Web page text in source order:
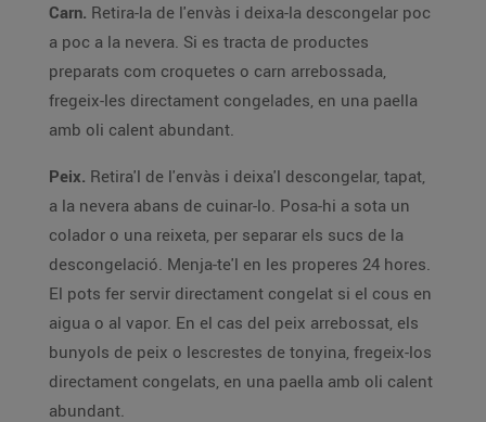
Carn. Retira-la de l'envàs i deixa-la descongelar poc
a poc a la nevera. Si es tracta de productes
preparats com croquetes o carn arrebossada,
fregeix-les directament congelades, en una paella
amb oli calent abundant.
Peix. Retira'l de l'envàs i deixa'l descongelar, tapat,
a la nevera abans de cuinar-lo. Posa-hi a sota un
colador o una reixeta, per separar els sucs de la
descongelació. Menja-te'l en les properes 24 hores.
El pots fer servir directament congelat si el cous en
aigua o al vapor. En el cas del peix arrebossat, els
bunyols de peix o lescrestes de tonyina, fregeix-los
directament congelats, en una paella amb oli calent
abundant.